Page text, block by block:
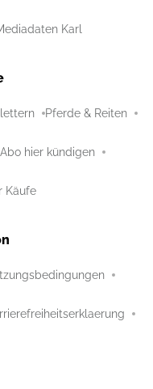
Karl
Pferde & Reiten
hier kündigen
Käufe